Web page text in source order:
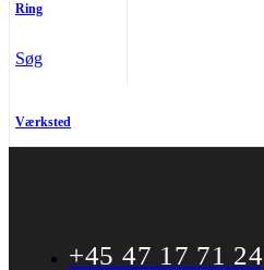
Ring
Søg
Værksted
+45 47 17 71 24